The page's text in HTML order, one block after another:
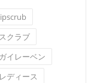
スクラブ
イレーベン
レディース